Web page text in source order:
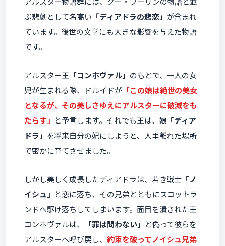
ぶ悲劇として名高い 「ディアドラの悲恋」 が含まれ
ています。後世の文学にも大きな影響を与えた物語
です。
アルスター王 「コンホヴァル」 のもとで、一人の女
児が生まれる際、ドルイドが 「この娘は絶世の美女
となるが、その美しさゆえにアルスターに破滅をも
たらす」 と予言します。それでも王は、娘 「ディア
ドラ」 を将来自分の妃にしようと、人里離れた場所
で密かに育てさせました。
しかし美しく成長したディアドラは、若き戦士 「ノ
イシュ」 と恋に落ち、その兄弟とともにスコットラ
ンドへ駆け落ちしてしまいます。面目を潰された王
コンホヴァルは、
「罪は問わない」 と偽って彼らを
アルスターへ呼び戻し、 約束を破ってノイシュ兄弟